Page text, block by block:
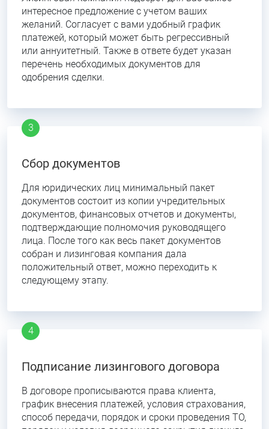
интересное предложение с учетом ваших
желаний. Согласует с вами удобный график
платежей, который может быть регрессивный
или аннуитетный. Также в ответе будет указан
перечень необходимых документов для
одобрения сделки.
Сбор документов
Для юридических лиц минимальный пакет
документов состоит из копии учредительных
документов, финансовых отчетов и документы,
подтверждающие полномочия руководящего
лица. После того как весь пакет документов
собран и лизинговая компания дала
положительный ответ, можно переходить к
следующему этапу.
Подписание лизингового договора
В договоре прописываются права клиента,
график внесения платежей, условия страхования,
способ передачи, порядок и сроки проведения ТО,